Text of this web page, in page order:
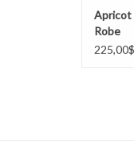
Apricot
Robe